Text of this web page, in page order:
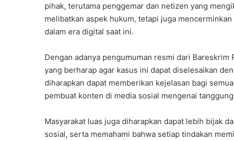
pihak, terutama penggemar dan netizen yang
melibatkan aspek hukum, tetapi juga
dalam era digital saat ini.
Dengan adanya pengumuman resmi dari
yang berharap agar kasus ini dapat diselesaikan
diharapkan dapat memberikan kejelasan bagi
pembuat konten di media sosial mengenai
Masyarakat luas juga diharapkan dapat lebih bijak
sosial, serta memahami bahwa setiap tindakan